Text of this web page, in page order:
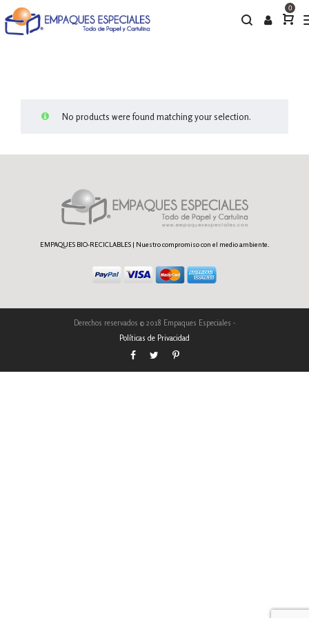
0
No products were found matching your selection.
EMPAQUES BIO-RECICLABLES | Nuestro compromiso con el medio ambiente.
Derechos reservados © 2018 Empaques Especiales -
Políticas de Privacidad